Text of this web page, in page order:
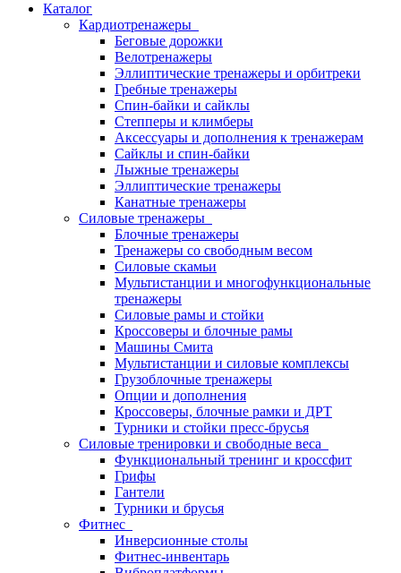
Каталог
Кардиотренажеры
Беговые дорожки
Велотренажеры
Эллиптические тренажеры и орбитреки
Гребные тренажеры
Спин-байки и сайклы
Степперы и климберы
Аксессуары и дополнения к тренажерам
Сайклы и спин-байки
Лыжные тренажеры
Эллиптические тренажеры
Канатные тренажеры
Силовые тренажеры
Блочные тренажеры
Тренажеры со свободным весом
Силовые скамьи
Мультистанции и многофункциональные
тренажеры
Силовые рамы и стойки
Кроссоверы и блочные рамы
Машины Смита
Мультистанции и силовые комплексы
Грузоблочные тренажеры
Опции и дополнения
Кроссоверы, блочные рамки и ДРТ
Турники и стойки пресс-брусья
Силовые тренировки и свободные веса
Функциональный тренинг и кроссфит
Грифы
Гантели
Турники и брусья
Фитнес
Инверсионные столы
Фитнес-инвентарь